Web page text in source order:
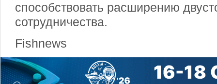
способствовать расширению
сотрудничества.
Fishnews